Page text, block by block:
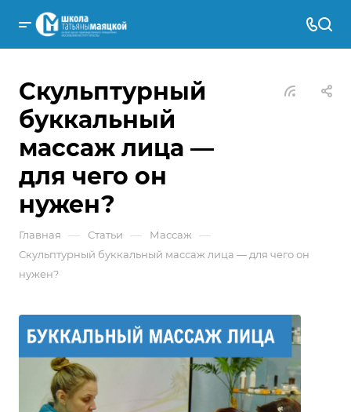
Скульптурный
буккальный
массаж лица —
для чего он
нужен?
Главная — Статьи — Массаж —
Скульптурный буккальный массаж лица — для чего он
нужен?